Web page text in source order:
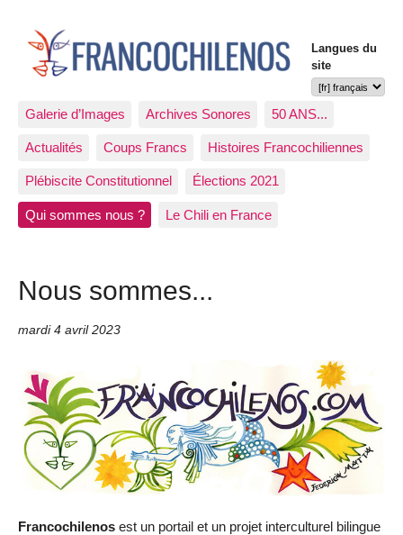
Langues du
site
Galerie d’Images Archives Sonores 50 ANS...
Actualités Coups Francs Histoires Francochiliennes
Plébiscite Constitutionnel Élections 2021
Qui sommes nous ? Le Chili en France
Nous sommes...
mardi 4 avril 2023
Francochilenos est un portail et un projet interculturel bilingue